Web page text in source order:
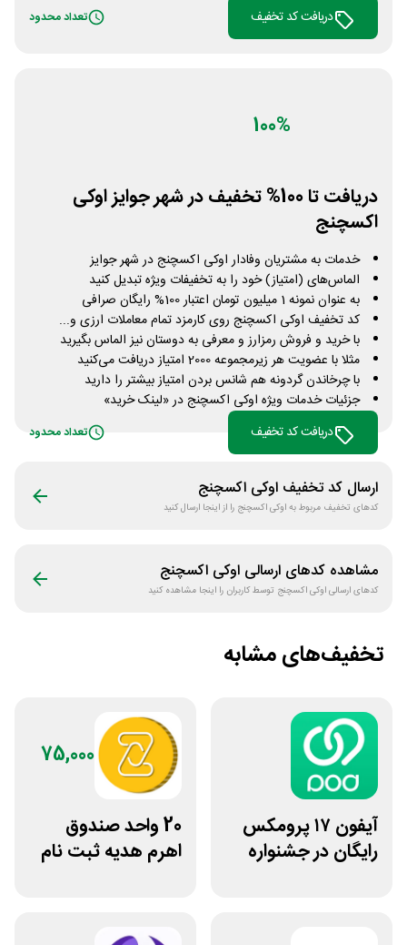
دریافت کد تخفیف
تعداد محدود
100%
دریافت تا 100% تخفیف در شهر جوایز اوکی
اکسچنج
خدمات به مشتریان وفادار اوکی اکسچنج در شهر جوایز
الماس‌های (امتیاز) خود را به تخفیفات ویژه تبدیل کنید
به عنوان نمونه 1 میلیون تومان اعتبار 100% رایگان صرافی
کد تخفیف اوکی اکسچنج روی کارمزد تمام معاملات ارزی و...
با خرید و فروش رمزارز و معرفی به دوستان نیز الماس بگیرید
مثلا با عضویت هر زیرمجموعه 2000 امتیاز دریافت می‎‌کنید
با چرخاندن گردونه هم شانس بردن امتیاز بیشتر را دارید
جزئیات خدمات ویژه اوکی اکسچنج در «لینک خرید»
دریافت کد تخفیف
تعداد محدود
ارسال کد تخفیف اوکی اکسچنج
کدهای تخفیف مربوط بهاوکی اکسچنج را از اینجا ارسال کنید
مشاهده کدهای ارسالی اوکی اکسچنج
کدهای ارسالیاوکی اکسچنج توسط کاربران را اینجا مشاهده کنید
تخفیف‌های مشابه
آیفون ۱۷ پرومکس
رایگان در جشنواره
75,000
20 واحد صندوق
اهرم هدیه ثبت نام